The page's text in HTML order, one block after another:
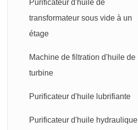
Purificateur d'huile de
transformateur sous vide à un
étage
Machine de filtration d'huile de
turbine
Purificateur d'huile lubrifiante
Purificateur d'huile hydraulique